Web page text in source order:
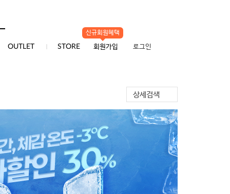
OUTLET STORE
신규회원혜택
회원가입 로그인
상세검색